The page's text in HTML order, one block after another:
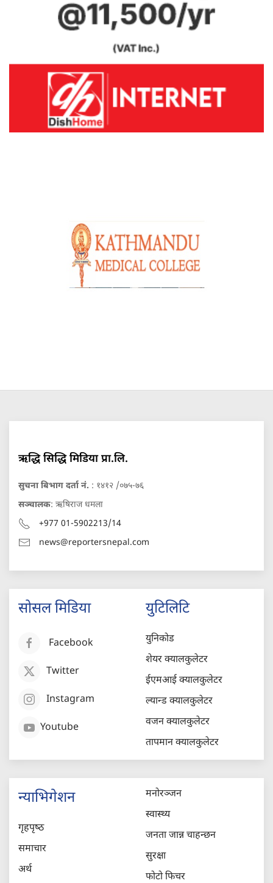
ऋद्धि सिद्धि मिडिया प्रा.लि.
सुचना बिभाग दर्ता नं. : १४१२ /०७५-७६
सञ्चालक: ऋषिराज धमला
+977 01-5902213/14
news@reportersnepal.com
सोसल मिडिया
Facebook
Twitter
Instagram
Youtube
युटिलिटि
युनिकोड
शेयर क्यालकुलेटर
ईएमआई क्यालकुलेटर
ल्यान्ड क्यालकुलेटर
वजन क्यालकुलेटर
तापमान क्यालकुलेटर
न्याभिगेशन
गृहपृष्‍ठ
समाचार
अर्थ
मनोरञ्जन
स्वास्थ्य
जनता जान्न चाहन्छन
सुरक्षा
फोटो फिचर